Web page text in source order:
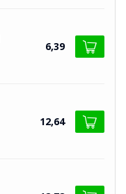
6,39
12,64